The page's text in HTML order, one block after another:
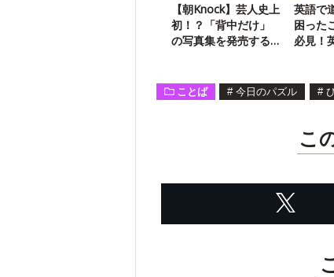
【朝Knock】芸人史上
初！？「背中だけ」
の写真集を発売する
英語で
困った
必見！
ことば # 今日のパズル #
こ